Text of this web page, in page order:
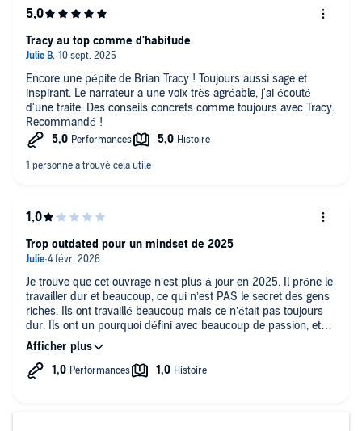
Encore une pépite de Brian Tracy ! Toujours aussi sage et
inspirant. Le narrateur a une voix très agréable, j'ai écouté
d'une traite. Des conseils concrets comme toujours avec Tracy.
Recommandé !
Tracy au top comme d'habitude
Je trouve que cet ouvrage n’est plus à jour en 2025. Il prône le
travailler dur et beaucoup, ce qui n’est PAS le secret des gens
riches. Ils ont travaillé beaucoup mais ce n’était pas toujours
dur. Ils ont un pourquoi défini avec beaucoup de passion, et
c’est ça qui les tient. Ils se sont construit un réseau qui leur
permet de prendre de meilleures décisions car challengés
pertinemment et surtout : ils n’ont pas peur de l’échec : ils se
Trop outdated pour un mindset de 2025